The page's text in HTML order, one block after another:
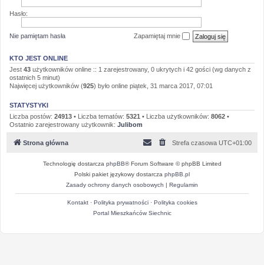
Hasło:
Nie pamiętam hasła Zapamiętaj mnie
KTO JEST ONLINE
Jest 43 użytkowników online :: 1 zarejestrowany, 0 ukrytych i 42 gości (wg danych z
ostatnich 5 minut)
Najwięcej użytkowników (925) było online piątek, 31 marca 2017, 07:01
STATYSTYKI
Liczba postów: 24913 • Liczba tematów: 5321 • Liczba użytkowników: 8062 •
Ostatnio zarejestrowany użytkownik: Julibom
Strona główna Strefa czasowa UTC+01:00
Technologię dostarcza phpBB® Forum Software © phpBB Limited
Polski pakiet językowy dostarcza phpBB.pl
Zasady ochrony danych osobowych | Regulamin
Kontakt· Polityka prywatności· Polityka cookies
Portal Mieszkańców Siechnic